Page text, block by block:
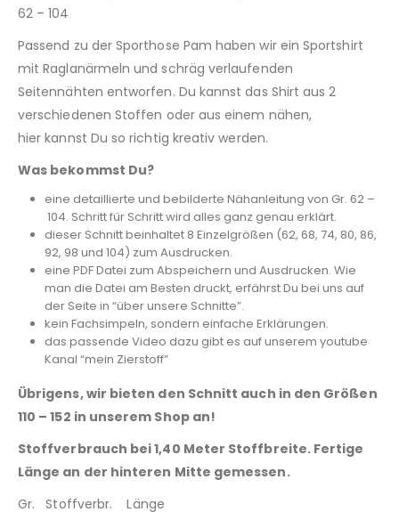
62 – 104
Passend zu der Sporthose Pam haben wir ein Sportshirt
mit Raglanärmeln und schräg verlaufenden
Seitennähten entworfen. Du kannst das Shirt aus 2
verschiedenen Stoffen oder aus einem nähen,
hier kannst Du so richtig kreativ werden.
Was bekommst Du?
eine detaillierte und bebilderte Nähanleitung von Gr. 62 –
104. Schritt für Schritt wird alles ganz genau erklärt.
dieser Schnitt beinhaltet 8 Einzelgrößen (62, 68, 74, 80, 86,
92, 98 und 104) zum Ausdrucken.
eine PDF Datei zum Abspeichern und Ausdrucken. Wie
man die Datei am Besten druckt, erfährst Du bei uns auf
der Seite in “über unsere Schnitte”.
kein Fachsimpeln, sondern einfache Erklärungen.
das passende Video dazu gibt es auf unserem youtube
Kanal “mein Zierstoff”
Übrigens, wir bieten den Schnitt auch in den Größen
110 – 152 in unserem Shop an!
Stoffverbrauch bei 1,40 Meter Stoffbreite. Fertige
Länge an der hinteren Mitte gemessen.
Gr. Stoffverbr. Länge